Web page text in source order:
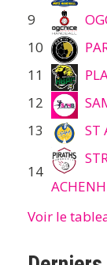
9
10
11
12
13
ST
14
Voir le